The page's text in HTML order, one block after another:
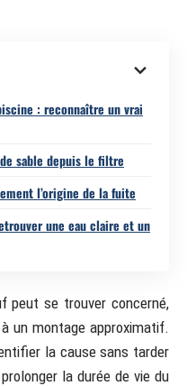
: reconnaître un vrai
sable depuis le filtre
l’origine de la fuite
une eau claire et un
peut se trouver concerné,
un montage approximatif.
la cause sans tarder
la durée de vie du